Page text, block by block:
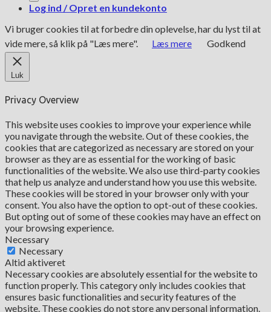
Log ind / Opret en kundekonto
Vi bruger cookies til at forbedre din oplevelse, har du lyst til at
vide mere, så klik på "Læs mere".
Læs mere Godkend
Luk
Privacy Overview
This website uses cookies to improve your experience while
you navigate through the website. Out of these cookies, the
cookies that are categorized as necessary are stored on your
browser as they are as essential for the working of basic
functionalities of the website. We also use third-party cookies
that help us analyze and understand how you use this website.
These cookies will be stored in your browser only with your
consent. You also have the option to opt-out of these cookies.
But opting out of some of these cookies may have an effect on
your browsing experience.
Necessary
Necessary
Altid aktiveret
Necessary cookies are absolutely essential for the website to
function properly. This category only includes cookies that
ensures basic functionalities and security features of the
website. These cookies do not store any personal information.